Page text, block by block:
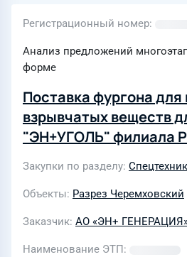
Регистрационный номер
Анализ предложений
форме
Поставка фургона для
взрывчатых веществ
"ЭН+УГОЛЬ" филиала
Закупки по разделу
Объекты Разрез Черемховский
Заказчик АО «ЭН+
Наименование ЭТП